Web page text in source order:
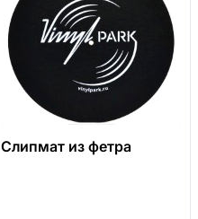
Слипмат из фетра